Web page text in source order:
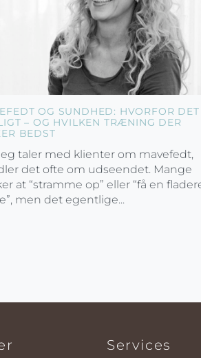
OG SUNDHED: HVORFOR DET
– OG HVILKEN TRÆNING DER
BEDST
taler med klienter om mavefedt,
det ofte om udseendet. Mange
at “stramme op” eller “få en
men det egentlige...
Services